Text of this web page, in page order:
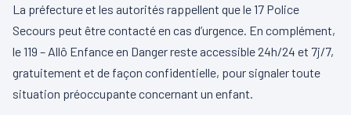
La préfecture et les autorités rappellent que le 17 Police
Secours peut être contacté en cas d’urgence. En complément,
le 119 – Allô Enfance en Danger reste accessible 24h/24 et 7j/7,
gratuitement et de façon confidentielle, pour signaler toute
situation préoccupante concernant un enfant.